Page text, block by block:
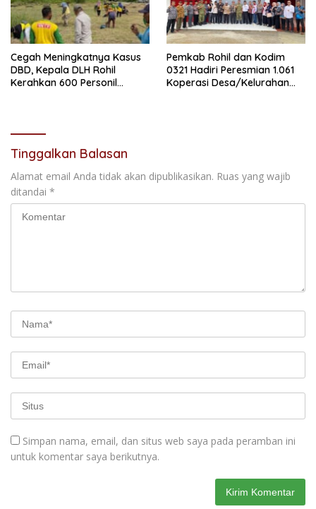
Cegah Meningkatnya Kasus
DBD, Kepala DLH Rohil
Kerahkan 600 Personil
Pemkab Rohil dan Kodim
0321 Hadiri Peresmian 1.061
Koperasi Desa/Kelurahan
Tinggalkan Balasan
Alamat email Anda tidak akan dipublikasikan. Ruas yang wajib
ditandai *
Simpan nama, email, dan situs web saya pada peramban ini
untuk komentar saya berikutnya.